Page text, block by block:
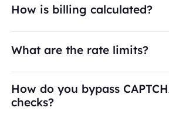
How is billing calculated?
What are the rate limits?
How do you bypass
checks?